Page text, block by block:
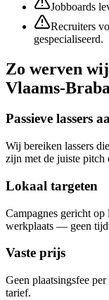
Jobboards
Recruiters
gespecialiseerd.
Zo werven wij
Vlaams-
Passieve lassers
Wij bereiken lassers
zijn met de juiste pitch
Lokaal targeten
Campagnes gericht op
werkplaats — geen
Vaste prijs
Geen plaatsingsfee
tarief.